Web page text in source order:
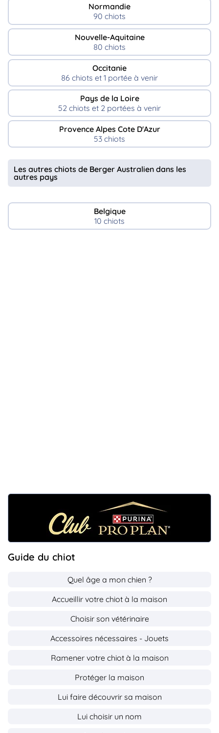
Normandie
90 chiots
Nouvelle-Aquitaine
80 chiots
Occitanie
86 chiots et 1 portée à venir
Pays de la Loire
52 chiots et 2 portées à venir
Provence Alpes Cote D'Azur
53 chiots
Les autres chiots de Berger Australien dans les
autres pays
Belgique
10 chiots
Guide du chiot
Quel âge a mon chien ?
Accueillir votre chiot à la maison
Choisir son vétérinaire
Accessoires nécessaires - Jouets
Ramener votre chiot à la maison
Protéger la maison
Lui faire découvrir sa maison
Lui choisir un nom